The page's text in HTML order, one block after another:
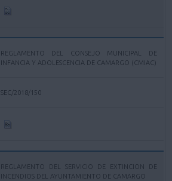
REGLAMENTO DEL CONSEJO MUNICIPAL DE
INFANCIA Y ADOLESCENCIA DE CAMARGO (CMIAC)
SEC/2018/150
REGLAMENTO DEL SERVICIO DE EXTINCION DE
INCENDIOS DEL AYUNTAMIENTO DE CAMARGO